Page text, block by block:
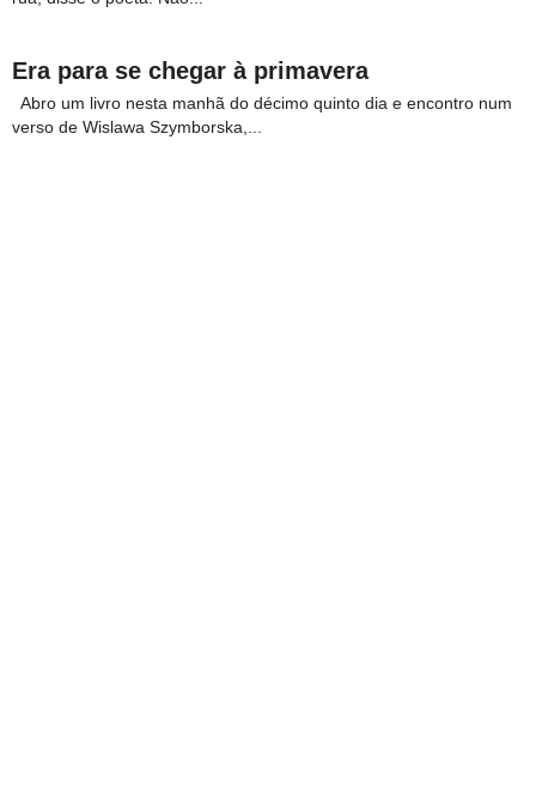
Era para se chegar à primavera
Abro um livro nesta manhã do décimo quinto dia e encontro num
verso de Wislawa Szymborska,...